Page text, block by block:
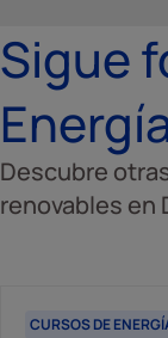
Sigue
Descubre
renovables en
CURSOS DE